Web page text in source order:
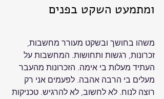
ומתמעט השקט בפנים
משהו בחושך ובשקט מעורר מחשבות,
זכרונות, רגשות ותחושות. המחשבות על
העתיד מעלות בי אימה. הזכרונות מהעבר
מעלים בי הרבה אהבה. לפעמים אני רק
רוצה לנוח. לא לחשוב, לא להרגיש. טכניקות